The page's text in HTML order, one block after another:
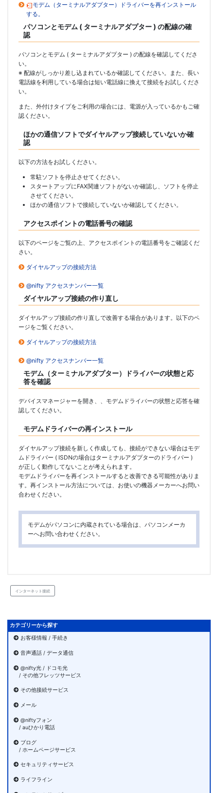
モデム（ターミナルアダプター）ドライバーを再インストール
する。
パソコンとモデム ( ターミナルアダプター ) の配線の確
認
パソコンとモデム ( ターミナルアダプター ) の配線を確認してくださ
い。
※ 配線がしっかり差し込まれているか確認してください。また、長い
電話線を利用している場合は短い電話線に換えて接続をお試しくださ
い。
また、外付けタイプをご利用の場合には、電源が入っているかもご確
認ください。
ほかの通信ソフトでダイヤルアップ接続していないか確
認
以下の方法をお試しください。
常駐ソフトを停止させてください。
スタートアップにFAX関連ソフトがないか確認し、ソフトを停止
させてください。
ほかの通信ソフトで接続していないか確認してください。
アクセスポイントの電話番号の確認
以下のページをご覧の上、アクセスポイントの電話番号をご確認くだ
さい。
ダイヤルアップの接続方法
@nifty アクセスナンバー一覧
ダイヤルアップ接続の作り直し
ダイヤルアップ接続の作り直しで改善する場合があります。以下のペ
ージをご覧ください。
ダイヤルアップの接続方法
@nifty アクセスナンバー一覧
モデム（ターミナルアダプター）ドライバーの状態と応
答を確認
デバイスマネージャーを開き、、モデムドライバーの状態と応答を確
認してください。
モデムドライバーの再インストール
ダイヤルアップ接続を新しく作成しても、接続ができない場合はモデ
ムドライバー ( ISDNの場合はターミナルアダプターのドライバー )
が正しく動作してないことが考えられます。
モデムドライバーを再インストールすると改善できる可能性がありま
す。再インストール方法については、お使いの機器メーカーへお問い
合わせください。
モデムがパソコンに内蔵されている場合は、パソコンメーカ
ーへお問い合わせください。
インターネット接続
カテゴリーから探す
お客様情報 / 手続き
音声通話 / データ通信
@nifty光 / ドコモ光
/ その他フレッツサービス
その他接続サービス
メール
@niftyフォン
/ auひかり電話
ブログ
/ ホームページサービス
セキュリティサービス
ライフライン